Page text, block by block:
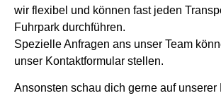
wir flexibel und können fast jeden
Fuhrpark durchführen.
Spezielle Anfragen ans unser Team
unser Kontaktformular stellen.
Ansonsten schau dich gerne auf unserer